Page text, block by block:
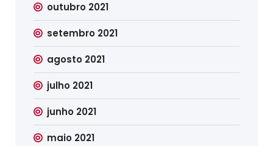
outubro 2021
setembro 2021
agosto 2021
julho 2021
junho 2021
maio 2021